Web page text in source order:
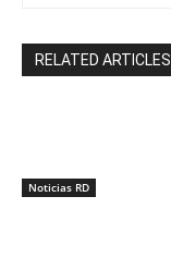
RELATED ARTICLES
Noticias RD